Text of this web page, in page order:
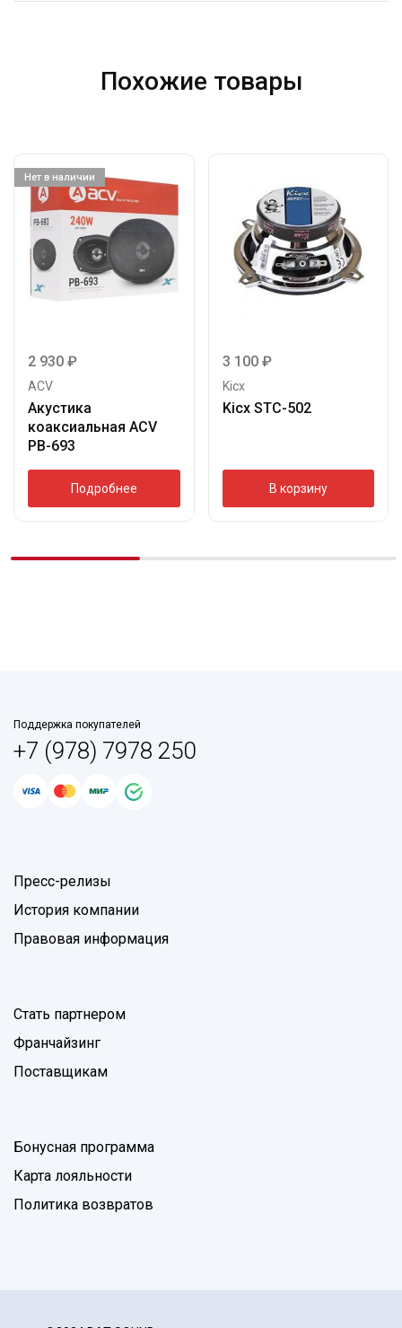
Похожие товары
Нет в наличии
2 930 ₽
ACV
Акустика
коаксиальная ACV
PB-693
Подробнее
3 100 ₽
Kicx
Kicx STC-502
В корзину
Поддержка покупателей
+7 (978) 7978 250
Пресс-релизы
История компании
Правовая информация
Стать партнером
Франчайзинг
Поставщикам
Бонусная программа
Карта лояльности
Политика возвратов